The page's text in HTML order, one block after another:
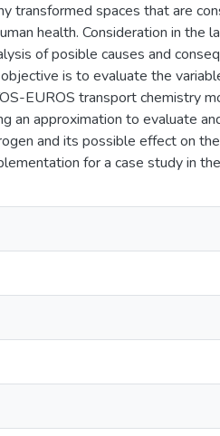
transformed spaces that are
health. Consideration in the
of posible causes and
is to evaluate the
EUROS transport chemistry
an approximation to evaluate
and its possible effect on
for a case study in